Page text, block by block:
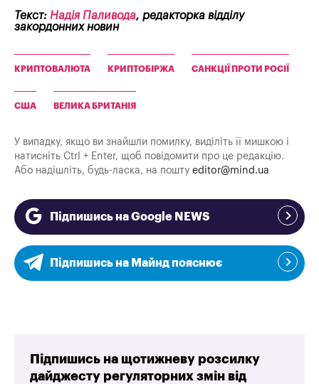
Текст: Надія Паливода, редакторка відділу
закордонних новин
КРИПТОВАЛЮТА КРИПТОБІРЖА САНКЦІЇ ПРОТИ РОСІЇ
США ВЕЛИКА БРИТАНІЯ
У випадку, якщо ви знайшли помилку, виділіть її мишкою і
натисніть Ctrl + Enter, щоб повідомити про це редакцію.
Або надішліть, будь-ласка, на пошту editor@mind.ua
Підпишись на Google NEWS
Підпишись на Майнд пояснює
Підпишись на щотижневу розсилку
дайджесту регуляторних змін від